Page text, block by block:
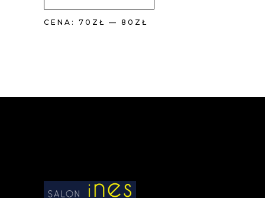
CENA: 70ZŁ — 80ZŁ